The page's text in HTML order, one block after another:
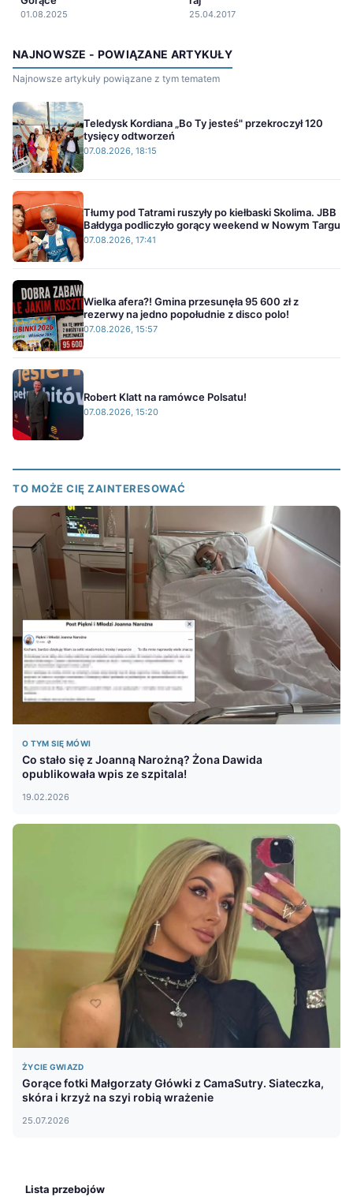
01.08.2025 25.04.2017
NAJNOWSZE - POWIĄZANE ARTYKUŁY
Najnowsze artykuły powiązane z tym tematem
Teledysk Kordiana „Bo Ty jesteś" przekroczył 120
tysięcy odtworzeń
07.08.2026, 18:15
Tłumy pod Tatrami ruszyły po kiełbaski Skolima. JBB
Bałdyga podliczyło gorący weekend w Nowym Targu
07.08.2026, 17:41
Wielka afera?! Gmina przesunęła 95 600 zł z
rezerwy na jedno popołudnie z disco polo!
07.08.2026, 15:57
Robert Klatt na ramówce Polsatu!
07.08.2026, 15:20
TO MOŻE CIĘ ZAINTERESOWAĆ
O TYM SIĘ MÓWI
Co stało się z Joanną Narożną? Żona Dawida
opublikowała wpis ze szpitala!
19.02.2026
ŻYCIE GWIAZD
Gorące fotki Małgorzaty Główki z CamaSutry. Siateczka,
skóra i krzyż na szyi robią wrażenie
25.07.2026
Lista przebojów